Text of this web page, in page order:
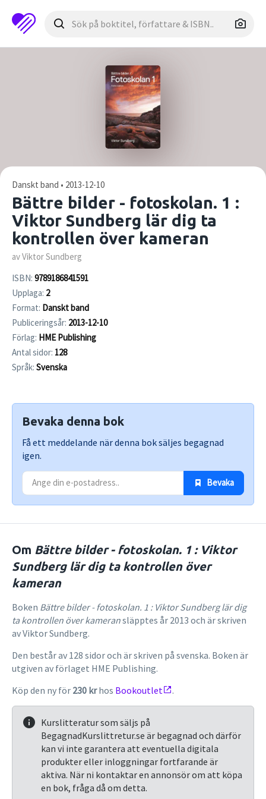
Danskt band • 2013-12-10
Bättre bilder - fotoskolan. 1 :
Viktor Sundberg lär dig ta
kontrollen över kameran
av Viktor Sundberg
ISBN: 9789186841591
Upplaga: 2
Format: Danskt band
Publiceringsår: 2013-12-10
Förlag: HME Publishing
Antal sidor: 128
Språk: Svenska
Bevaka denna bok
Få ett meddelande när denna bok säljes begagnad
igen.
Bevaka
Om Bättre bilder - fotoskolan. 1 : Viktor
Sundberg lär dig ta kontrollen över
kameran
Boken Bättre bilder - fotoskolan. 1 : Viktor Sundberg lär dig
ta kontrollen över kameransläpptes år 2013 och är skriven
av Viktor Sundberg.
Den består av 128 sidor och är skriven på svenska. Boken är
utgiven av förlaget HME Publishing.
Köp den ny för 230 krhos Bookoutlet .
Kurslitteratur som säljs på
BegagnadKurslittretur.se är begagnad och därför
kan vi inte garantera att eventuella digitala
produkter eller inloggningar fortfarande är
aktiva. När ni kontaktar en annonsör om att köpa
en bok, fråga då om detta.